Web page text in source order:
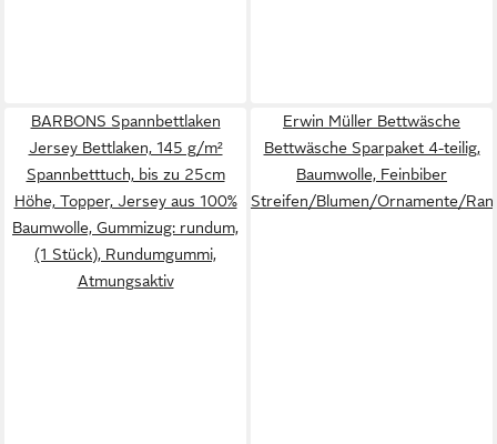
BARBONS Spannbettlaken
Jersey Bettlaken, 145 g/m²
Spannbetttuch, bis zu 25cm
Höhe, Topper, Jersey aus 100%
Baumwolle, Gummizug: rundum,
(1 Stück), Rundumgummi,
Atmungsaktiv
Erwin Müller Bettwäsche
Bettwäsche Sparpaket 4-teilig,
Baumwolle, Feinbiber
Streifen/Blumen/Ornamente/